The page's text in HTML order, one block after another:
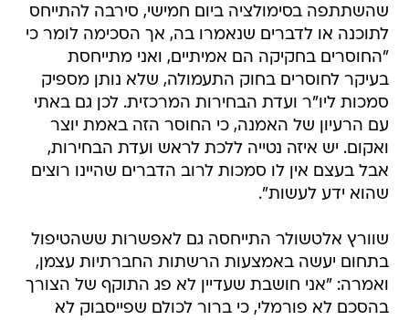
שהשתתפה בסימולציה ביום חמישי, סירבה להתייחס
לתוכנה או לדברים שנאמרו בה, אך הסכימה לומר כי
"החוסרים בחקיקה הם אמיתיים, ואני מתייחסת
בעיקר לחוסרים בחוק התעמולה, שלא נותן מספיק
סמכות ליו"ר ועדת הבחירות המרכזית. לכן גם באתי
עם הרעיון של האמנה, כי החוסר הזה באמת יוצר
ואקום. יש איזה נטייה ללכת לראש ועדת הבחירות,
אבל בעצם אין לו סמכות לרוב הדברים שהיינו רוצים
שהוא ידע לעשות".
שוורץ אלטשולר התייחסה גם לאפשרות ששהטיפול
בתחום יעשה באמצעות הרשתות החברתיות עצמן,
ואמרה: "אני חושבת שעדיין לא פג התוקף של הצורך
בהסכם לא פורמלי, כי ברור לכולם שפייסבוק לא